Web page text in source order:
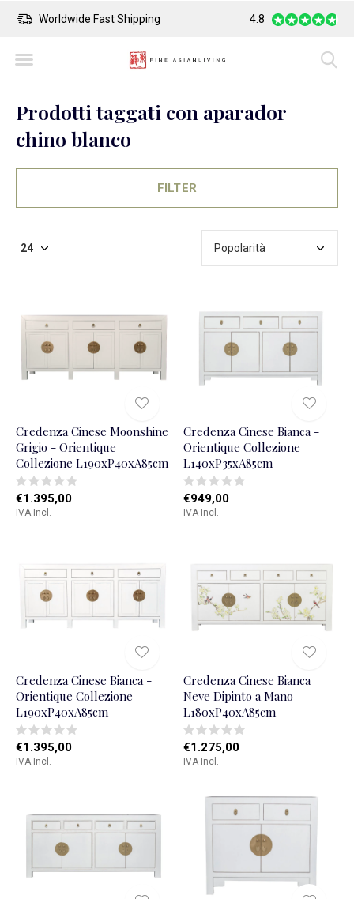
Worldwide Fast Shipping Safe Payment
4.8
Prodotti taggati con aparador
chino blanco
FILTER
Credenza Cinese Moonshine
Grigio - Orientique
Collezione L190xP40xA85cm
€1.395,00
IVA Incl.
Credenza Cinese Bianca -
Orientique Collezione
L140xP35xA85cm
€949,00
IVA Incl.
Credenza Cinese Bianca -
Orientique Collezione
L190xP40xA85cm
€1.395,00
IVA Incl.
Credenza Cinese Bianca
Neve Dipinto a Mano
L180xP40xA85cm
€1.275,00
IVA Incl.